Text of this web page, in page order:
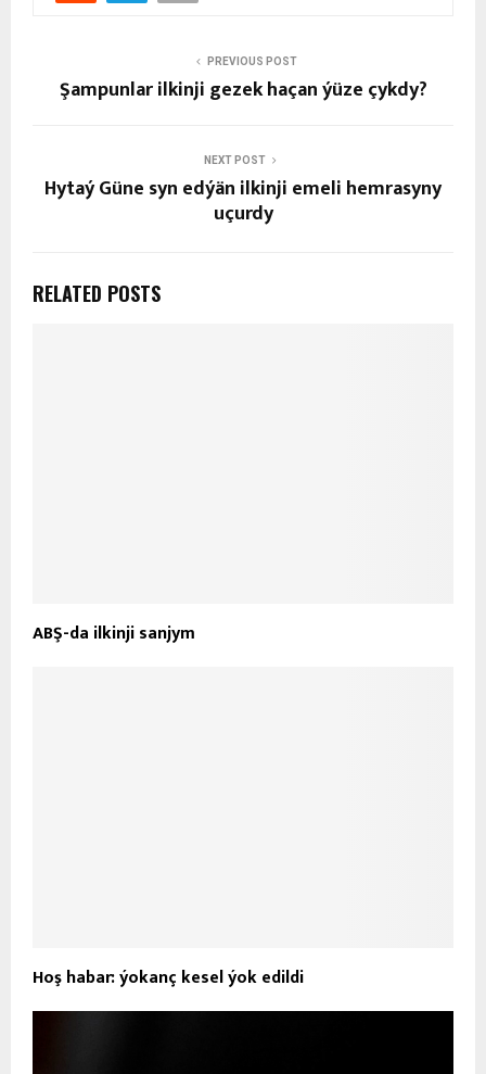
PREVIOUS POST
Şampunlar ilkinji gezek haçan ýüze çykdy?
NEXT POST
Hytaý Güne syn edýän ilkinji emeli hemrasyny
uçurdy
RELATED POSTS
ABŞ-da ilkinji sanjym
Hoş habar: ýokanç kesel ýok edildi